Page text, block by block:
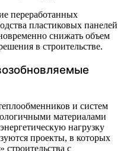
переработанных
пластиковых панелей
снижать объем
в строительстве.
и систем
материалами
нагрузку
проекты, в которых
строительства с